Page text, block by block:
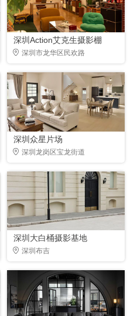
深圳Action艾克生摄影棚
深圳市龙华区民欢路
深圳众星片场
深圳龙岗区宝龙街道
深圳大白桶摄影基地
深圳布吉